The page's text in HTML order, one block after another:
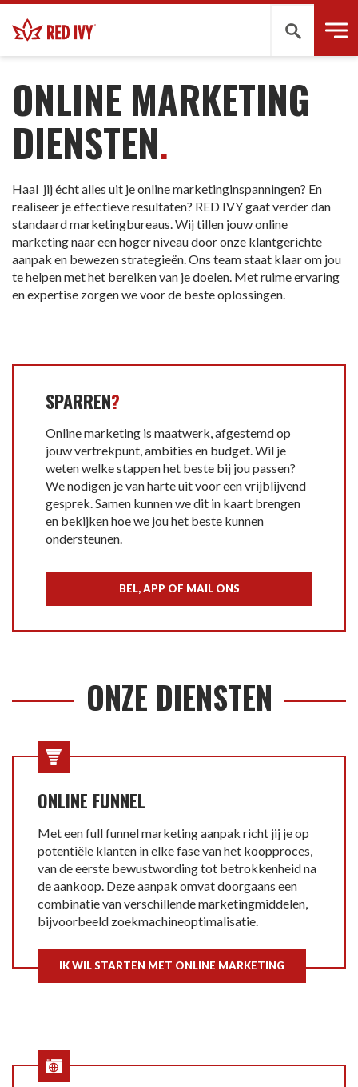
Zoeken
DIENSTEN
ONLINE MARKETING
DIENSTEN.
Haal jij écht alles uit je online marketinginspanningen? En
realiseer je effectieve resultaten? RED IVY gaat verder dan
standaard marketingbureaus. Wij tillen jouw online
marketing naar een hoger niveau door onze klantgerichte
aanpak en bewezen strategieën. Ons team staat klaar om jou
te helpen met het bereiken van je doelen. Met ruime ervaring
en expertise zorgen we voor de beste oplossingen.
SPARREN?
Online marketing is maatwerk, afgestemd op
jouw vertrekpunt, ambities en budget. Wil je
weten welke stappen het beste bij jou passen?
We nodigen je van harte uit voor een vrijblijvend
gesprek. Samen kunnen we dit in kaart brengen
en bekijken hoe we jou het beste kunnen
ondersteunen.
BEL, APP OF MAIL ONS
ONZE DIENSTEN
ONLINE FUNNEL
Met een full funnel marketing aanpak richt jij je op
potentiële klanten in elke fase van het koopproces,
van de eerste bewustwording tot betrokkenheid na
de aankoop. Deze aanpak omvat doorgaans een
combinatie van verschillende marketingmiddelen,
bijvoorbeeld zoekmachineoptimalisatie.
IK WIL STARTEN MET ONLINE MARKETING